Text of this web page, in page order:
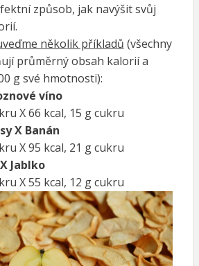
způsob, jak navýšit svůj
několik příkladů (všechny
průměrný obsah kalorií a
g své hmotnosti):
víno
X 66 kcal, 15 g cukru
X Banán
X 95 kcal, 21 g cukru
Jablko
X 55 kcal, 12 g cukru